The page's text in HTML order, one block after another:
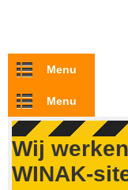
Overslaan en naar de
Menu
Menu
Wij
WINAK-